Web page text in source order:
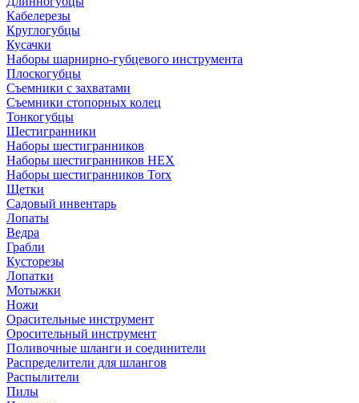
Кабелерезы
Круглогубцы
Кусачки
Наборы шарнирно-губцевого инструмента
Плоскогубцы
Съемники с захватами
Съемники стопорных колец
Тонкогубцы
Шестигранники
Наборы шестигранников
Наборы шестигранников HEX
Наборы шестигранников Torx
Щетки
Садовый инвентарь
Лопаты
Ведра
Грабли
Кусторезы
Лопатки
Мотыжки
Ножи
Орасительные инструмент
Оросительный инструмент
Поливочные шланги и соединители
Распределители для шлангов
Распылители
Пилы